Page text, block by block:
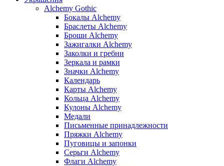
Alchemy Gothic
Бокалы Alchemy
Браслеты Alchemy
Броши Alchemy
Зажигалки Alchemy
Заколки и гребни
Зеркала и рамки
Значки Alchemy
Календарь
Карты Alchemy
Кольца Alchemy
Кулоны Alchemy
Медали
Письменные принадлежности
Пряжки Alchemy
Пуговицы и запонки
Серьги Alchemy
Флаги Alchemy